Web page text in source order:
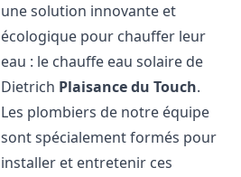
une solution innovante et
écologique pour chauffer leur
eau : le chauffe eau solaire de
Dietrich Plaisance du Touch.
Les plombiers de notre équipe
sont spécialement formés pour
installer et entretenir ces